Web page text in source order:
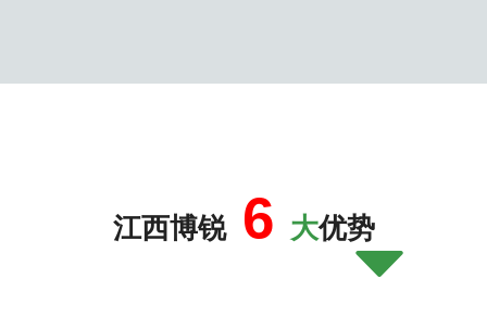
뀓
江西博锐 6 大优势